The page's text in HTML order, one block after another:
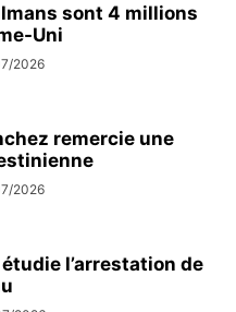
sont 4 millions
Uni
2026
remercie une
2026
l’arrestation de